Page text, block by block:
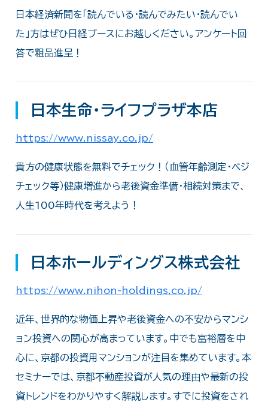
日本経済新聞を「読んでいる・読んでみたい・読んでい
た」方はぜひ日経ブースにお越しください。アンケート回
答で粗品進呈！
日本生命・ライフプラザ本店
https://www.nissay.co.jp/
貴方の健康状態を無料でチェック！（血管年齢測定・ベジ
チェック等）健康増進から老後資金準備・相続対策まで、
人生100年時代を考えよう！
日本ホールディングス株式会社
https://www.nihon-holdings.co.jp/
近年、世界的な物価上昇や老後資金への不安からマンシ
ョン投資への関心が高まっています。中でも富裕層を中
心に、京都の投資用マンションが注目を集めています。本
セミナーでは、京都不動産投資が人気の理由や最新の投
資トレンドをわかりやすく解説します。すでに投資をされ